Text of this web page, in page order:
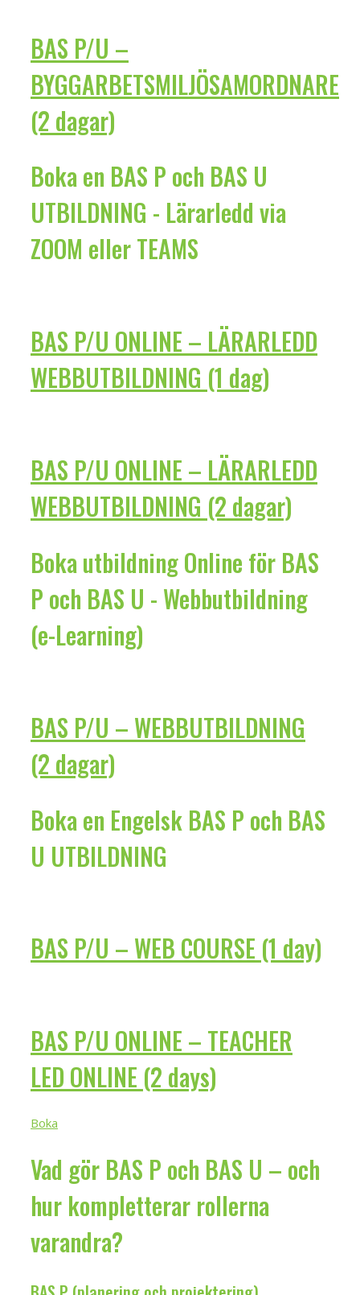
BAS P/U –
BYGGARBETSMILJÖSAMORDNARE
(2 dagar)
Boka en BAS P och BAS U
UTBILDNING - Lärarledd via
ZOOM eller TEAMS
BAS P/U ONLINE – LÄRARLEDD
WEBBUTBILDNING (1 dag)
BAS P/U ONLINE – LÄRARLEDD
WEBBUTBILDNING (2 dagar)
Boka utbildning Online för BAS
P och BAS U - Webbutbildning
(e-Learning)
BAS P/U – WEBBUTBILDNING
(2 dagar)
Boka en Engelsk BAS P och BAS
U UTBILDNING
BAS P/U – WEB COURSE (1 day)
BAS P/U ONLINE – TEACHER
LED ONLINE (2 days)
Boka
Vad gör BAS P och BAS U – och
hur kompletterar rollerna
varandra?